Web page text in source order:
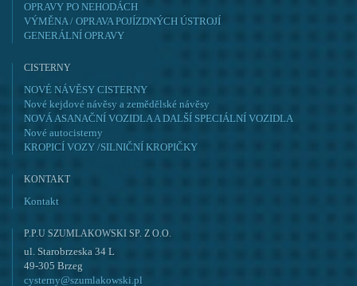
OPRAVY PO NEHODÁCH
VÝMĚNA / OPRAVA POJÍZDNÝCH ÚSTROJÍ
GENERÁLNÍ OPRAVY
CISTERNY
NOVÉ NÁVĚSY CISTERNY
Nové kejdové návěsy a zemědělské návěsy
NOVÁ ASANAČNÍ VOZIDLA A DALŠÍ SPECIÁLNÍ VOZIDLA
Nové autocisterny
KROPICÍ VOZY /SILNIČNÍ KROPIČKY
KONTAKT
Kontakt
P.P.U SZUMLAKOWSKI SP. Z O.O.
ul. Starobrzeska 34 L
49-305 Brzeg
cysterny@szumlakowski.pl